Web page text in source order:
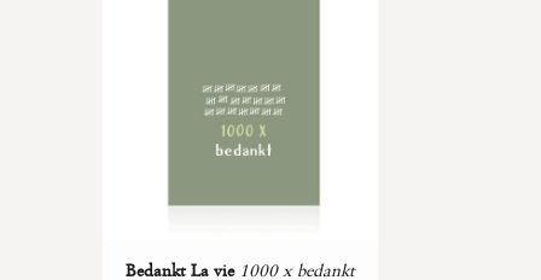
Bedankt La vie 1000 x bedankt